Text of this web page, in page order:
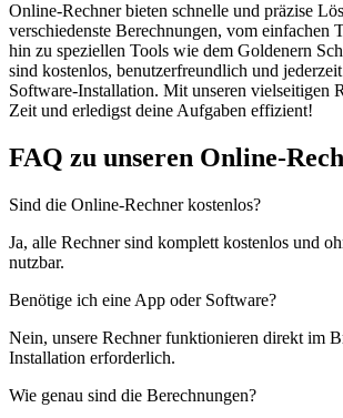
Online-Rechner bieten schnelle und präzise
verschiedenste Berechnungen, vom einfachen
hin zu speziellen Tools wie dem Goldenern
sind kostenlos, benutzerfreundlich und
Software-Installation. Mit unseren vielseitigen
Zeit und erledigst deine Aufgaben effizient!
FAQ zu unseren Online-
Sind die Online-Rechner kostenlos?
Ja, alle Rechner sind komplett kostenlos und
nutzbar.
Benötige ich eine App oder Software?
Nein, unsere Rechner funktionieren direkt im
Installation erforderlich.
Wie genau sind die Berechnungen?